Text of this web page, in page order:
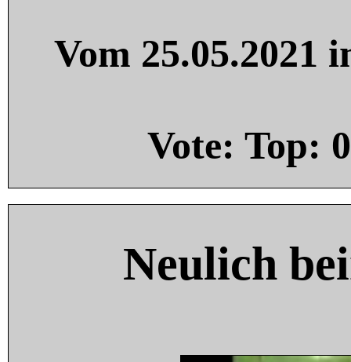
Vom 25.05.2021
Vote: Top: 0
Neulich